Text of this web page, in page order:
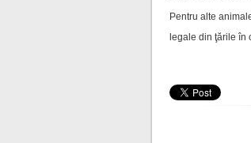
Pentru alte
legale din ţările în